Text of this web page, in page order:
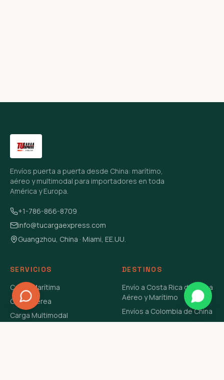
Envíos puerta a puerta desde China: marítimo,
aéreo y multimodal para importadores en toda
América y Europa.
+1-786-866-8709
info@tucargaexpress.com
Guangzhou, China · Miami, EE.UU.
SERVICIOS
Carga Marítima
Carga Aérea
Carga Multimodal
DESTINOS
Envío a Costa Rica de China
Aéreo y Marítimo
Envíos a Colombia de China